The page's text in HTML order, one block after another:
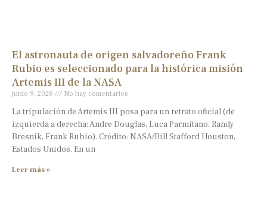
El astronauta de origen salvadoreño Frank
Rubio es seleccionado para la histórica misión
Artemis III de la NASA
junio 9, 2026 No hay comentarios
La tripulación de Artemis III posa para un retrato oficial (de
izquierda a derecha: Andre Douglas, Luca Parmitano, Randy
Bresnik, Frank Rubio). Crédito: NASA/Bill Stafford Houston,
Estados Unidos. En un
Leer más »